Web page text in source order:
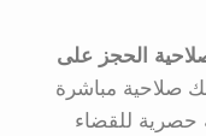
الحجز على
صلاحية مباشرة
حصرية للقضاء